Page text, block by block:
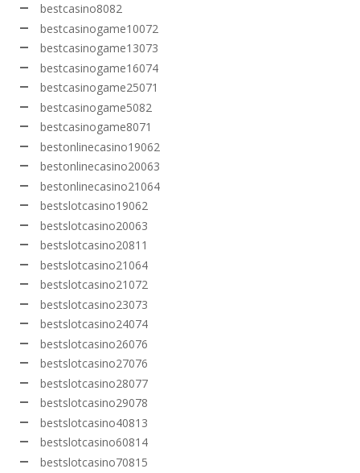
bestcasino8082
bestcasinogame10072
bestcasinogame13073
bestcasinogame16074
bestcasinogame25071
bestcasinogame5082
bestcasinogame8071
bestonlinecasino19062
bestonlinecasino20063
bestonlinecasino21064
bestslotcasino19062
bestslotcasino20063
bestslotcasino20811
bestslotcasino21064
bestslotcasino21072
bestslotcasino23073
bestslotcasino24074
bestslotcasino26076
bestslotcasino27076
bestslotcasino28077
bestslotcasino29078
bestslotcasino40813
bestslotcasino60814
bestslotcasino70815